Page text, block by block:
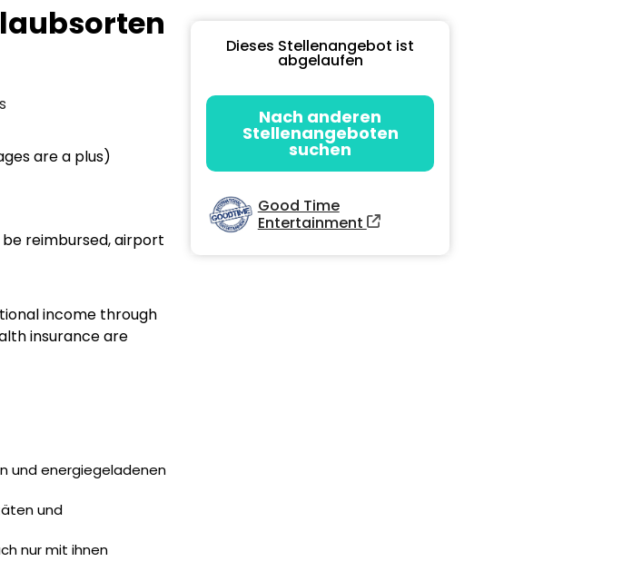
are a plus)
reimbursed, airport
income through
insurance are
und energiegeladenen
und
nur mit ihnen
Dieses Stellenangebot ist
abgelaufen
Nach anderen
Stellenangeboten
suchen
Good Time
Entertainment